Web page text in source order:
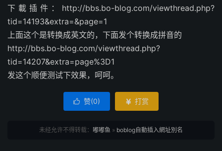
下載插件：http://bbs.bo-blog.com/viewthread.php?
tid=14193&extra=&page=1
上面这个是转换成英文的，下面发个转换成拼音的
http://bbs.bo-blog.com/viewthread.php?
tid=14207&extra=page%3D1
发这个顺便测试下效果，呵呵。
 赞(0)  打赏
未经允许不得转载： 嘟嘟鱼 » boblog自動插入網址別名